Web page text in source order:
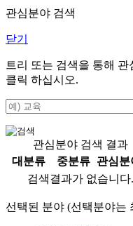
관심분야 검색
닫기
트리 또는 검색을 통해
클릭 하십시오.
관심분야 검색 결과
대분류
중분류
관심분
검색결과가 없습니다.
선택된 분야 (선택분야는